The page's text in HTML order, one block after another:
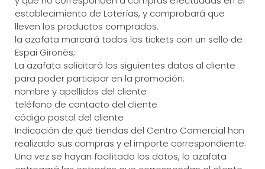
establecimiento de Loterías, y comprobará que
lleven los productos comprados.
la azafata marcará todos los tickets con un sello de
Espai Gironès;
La azafata solicitará los siguientes datos al cliente
para poder participar en la promoción:
nombre y apellidos del cliente
teléfono de contacto del cliente
código postal del cliente
Indicación de qué tiendas del Centro Comercial han
realizado sus compras y el importe correspondiente.
Una vez se hayan facilitado los datos, la azafata